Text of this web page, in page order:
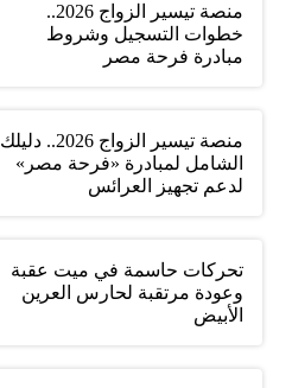
منصة تيسير الزواج 2026..
خطوات التسجيل وشروط
مبادرة فرحة مصر
منصة تيسير الزواج 2026.. دليلك
الشامل لمبادرة «فرحة مصر»
لدعم تجهيز العرائس
تحركات حاسمة في ميت عقبة
وعودة مرتقبة لحارس العرين
الأبيض